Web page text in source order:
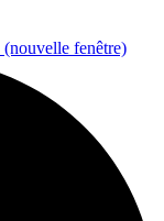
(nouvelle fenêtre)